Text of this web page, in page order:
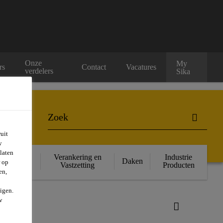
Onze
verdelers
Contact Vacatures
My
Sika
Verankering en
Vastzetting
Daken
Industrie
Producten
op